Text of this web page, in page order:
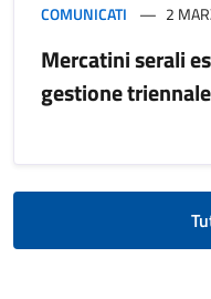
COMUNICATI 2
Mercatini serali
gestione triennale